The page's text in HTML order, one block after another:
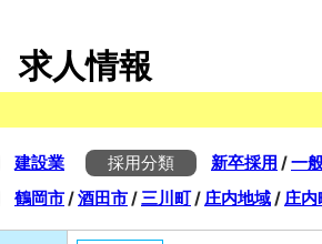
求人情報
建設業 採用分類 新卒採用 /一
鶴岡市 /酒田市 / 三川町/ 庄内地域 / 庄内